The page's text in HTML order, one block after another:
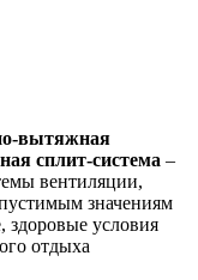
вытяжная
сплит-система –
вентиляции,
значениям
условия
отдыха